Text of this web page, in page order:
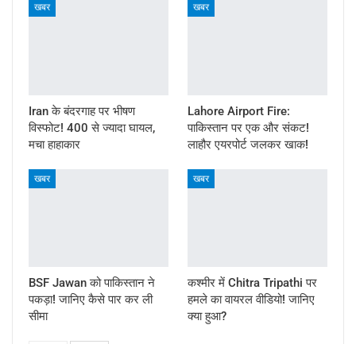
खबर
Iran के बंदरगाह पर भीषण
विस्फोट! 400 से ज्यादा घायल,
मचा हाहाकार
खबर
Lahore Airport Fire:
पाकिस्तान पर एक और संकट!
लाहौर एयरपोर्ट जलकर खाक!
खबर
BSF Jawan को पाकिस्तान ने
पकड़ा! जानिए कैसे पार कर ली
सीमा
खबर
कश्मीर में Chitra Tripathi पर
हमले का वायरल वीडियो! जानिए
क्या हुआ?